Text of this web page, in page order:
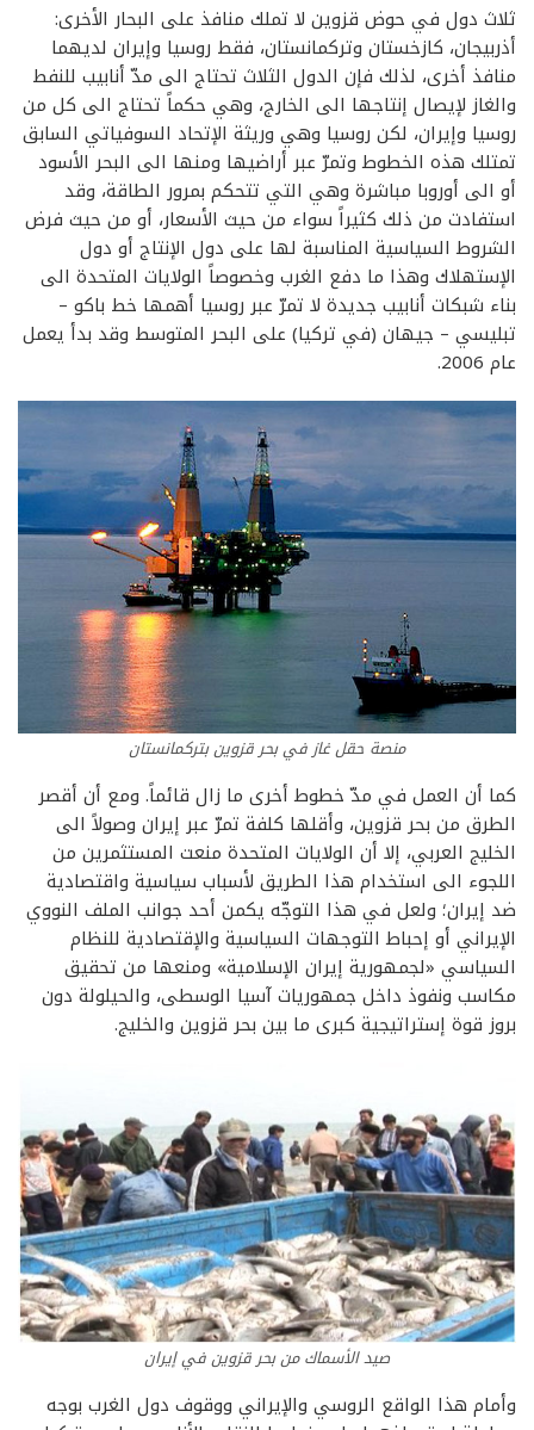
ثلاث دول في حوض قزوين لا تملك منافذ على البحار الأخرى:
أذربيجان، كازخستان وتركمانستان، فقط روسيا وإيران لديهما
منافذ أخرى، لذلك فإن الدول الثلاث تحتاج الى مدّ أنابيب للنفط
والغاز لإيصال إنتاجها الى الخارج، وهي حكماً تحتاج الى كل من
روسيا وإيران، لكن روسيا وهي وريثة الإتحاد السوفياتي السابق
تمتلك هذه الخطوط وتمرّ عبر أراضيها ومنها الى البحر الأسود
أو الى أوروبا مباشرة وهي التي تتحكم بمرور الطاقة، وقد
استفادت من ذلك كثيراً سواء من حيث الأسعار، أو من حيث فرض
الشروط السياسية المناسبة لها على دول الإنتاج أو دول
الإستهلاك وهذا ما دفع الغرب وخصوصاً الولايات المتحدة الى
بناء شبكات أنابيب جديدة لا تمرّ عبر روسيا أهمها خط باكو –
تبليسي – جيهان (في تركيا) على البحر المتوسط وقد بدأ يعمل
عام 2006.
منصة حقل غاز في بحر قزوين بتركمانستان
كما أن العمل في مدّ خطوط أخرى ما زال قائماً. ومع أن أقصر
الطرق من بحر قزوين، وأقلها كلفة تمرّ عبر إيران وصولاً الى
الخليج العربي، إلا أن الولايات المتحدة منعت المستثمرين من
اللجوء الى استخدام هذا الطريق لأسباب سياسية واقتصادية
ضد إيران؛ ولعل في هذا التوجّه يكمن أحد جوانب الملف النووي
الإيراني أو إحباط التوجهات السياسية والإقتصادية للنظام
السياسي «لجمهورية إيران الإسلامية» ومنعها من تحقيق
مكاسب ونفوذ داخل جمهوريات آسيا الوسطى، والحيلولة دون
بروز قوة إستراتيجية كبرى ما بين بحر قزوين والخليج.
صيد الأسماك من بحر قزوين في إيران
وأمام هذا الواقع الروسي والإيراني ووقوف دول الغرب بوجه